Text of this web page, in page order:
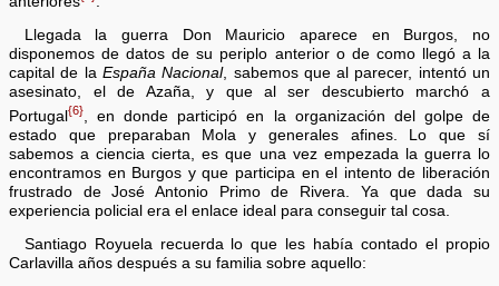
Llegada la guerra Don Mauricio aparece en Burgos, no
disponemos de datos de su periplo anterior o de como llegó a la
capital de la España Nacional, sabemos que al parecer, intentó un
asesinato, el de Azaña, y que al ser descubierto marchó a
Portugal{6}
, en donde participó en la organización del golpe de
estado que preparaban Mola y generales afines. Lo que sí
sabemos a ciencia cierta, es que una vez empezada la guerra lo
encontramos en Burgos y que participa en el intento de liberación
frustrado de José Antonio Primo de Rivera. Ya que dada su
experiencia policial era el enlace ideal para conseguir tal cosa.
Santiago Royuela recuerda lo que les había contado el propio
Carlavilla años después a su familia sobre aquello: